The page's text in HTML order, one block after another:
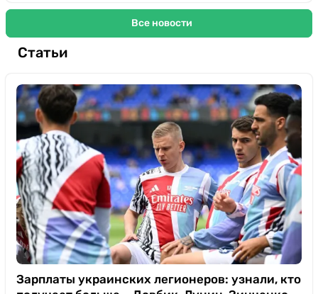
Все новости
Статьи
Зарплаты украинских легионеров: узнали, кто